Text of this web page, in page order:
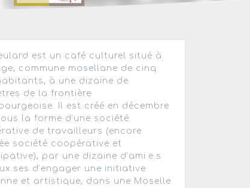
est un café culturel situé à
commune mosellane de cinq
à une dizaine de
de la frontière
Il est créé en décembre
la forme d’une société
de travailleurs (encore
société coopérative et
par une dizaine d’ami.e.s
d’engager une initiative
et artistique, dans une Moselle